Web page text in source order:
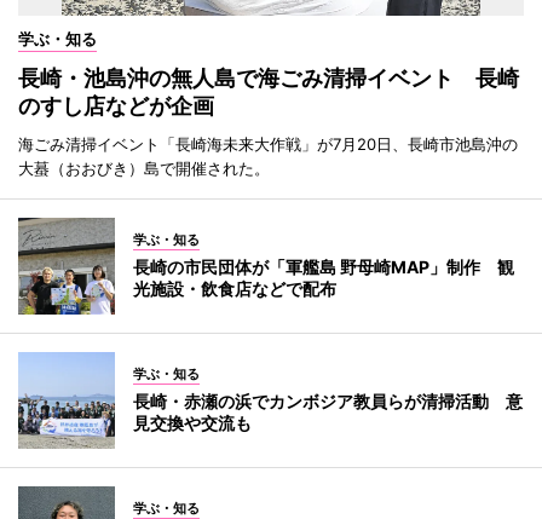
学ぶ・知る
長崎・池島沖の無人島で海ごみ清掃イベント 長崎
のすし店などが企画
海ごみ清掃イベント「長崎海未来大作戦」が7月20日、長崎市池島沖の
大蟇（おおびき）島で開催された。
学ぶ・知る
長崎の市民団体が「軍艦島 野母崎MAP」制作 観
光施設・飲食店などで配布
学ぶ・知る
長崎・赤瀬の浜でカンボジア教員らが清掃活動 意
見交換や交流も
学ぶ・知る